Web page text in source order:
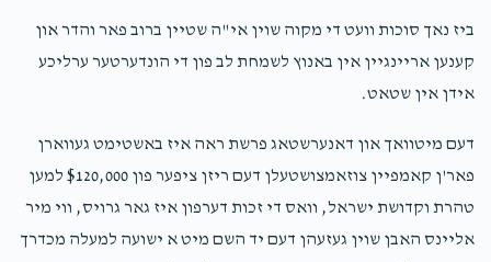
ביז נאך סוכות וועט די מקוה שוין אי"ה שטיין ברוב פאר והדר און
קענען אריינגיין אין באנוץ לשמחת לב פון די הונדערטער ערליכע
אידן אין שטאט.
דעם מיטוואך און דאנערשטאג פרשת ראה איז באשטימט געווארן
פאר'ן קאמפיין צוזאמצושטעלן דעם ריזן ציפער פון $120,000 למען
טהרת וקדושת ישראל, וואס די זכות דערפון איז גאר גרויס, ווי מיר
אליינס האבן שוין געזעהן דעם יד השם מיט א ישועה למעלה מכדרך